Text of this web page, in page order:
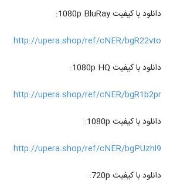
دانلود با کیفیت 1080p BluRay:
http://upera.shop/ref/cNER/bgR22vto
دانلود با کیفیت 1080p HQ:
http://upera.shop/ref/cNER/bgR1b2pr
دانلود با کیفیت 1080p:
http://upera.shop/ref/cNER/bgPUzhl9
دانلود با کیفیت 720p: